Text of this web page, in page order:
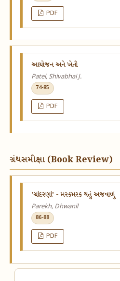
PDF
આયોજન અને ખેતી
Patel, Shivabhai J.
74-85
PDF
ગ્રંથસમીક્ષા (Book Review)
'ચાંદરણાં' - મરકમરક થતું અજવાળું
Parekh, Dhwanil
86-88
PDF